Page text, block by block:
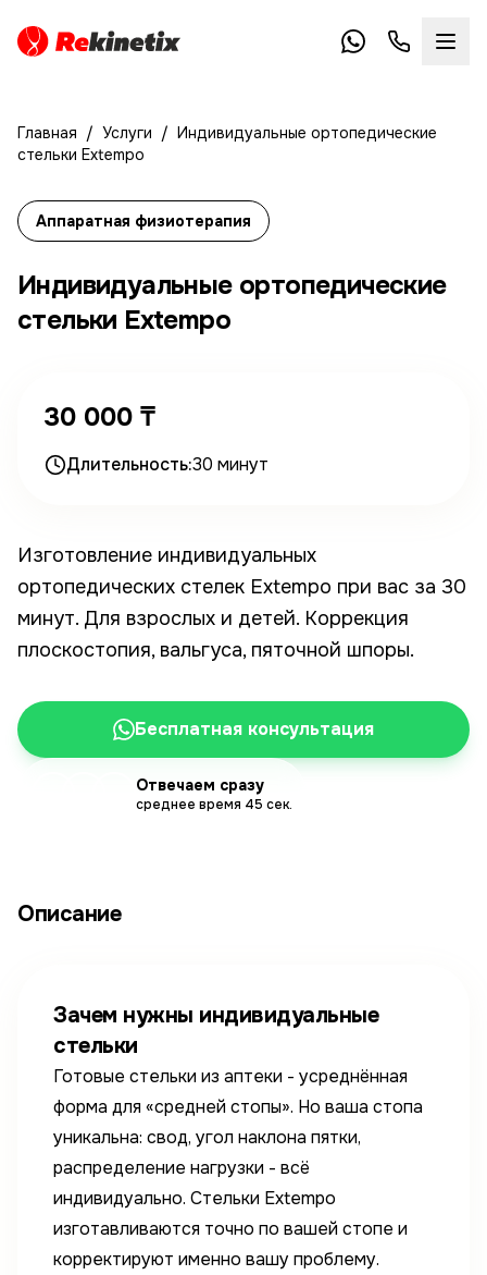
Главная / Услуги / Индивидуальные ортопедические
стельки Extempo
Аппаратная физиотерапия
Индивидуальные ортопедические
стельки Extempo
30 000 ₸
Длительность:30 минут
Изготовление индивидуальных
ортопедических стелек Extempo при вас за 30
минут. Для взрослых и детей. Коррекция
плоскостопия, вальгуса, пяточной шпоры.
Бесплатная консультация
Отвечаем сразу
среднее время 45 сек.
Описание
Зачем нужны индивидуальные
стельки
Готовые стельки из аптеки - усреднённая
форма для «средней стопы». Но ваша стопа
уникальна: свод, угол наклона пятки,
распределение нагрузки - всё
индивидуально. Стельки Extempo
изготавливаются точно по вашей стопе и
корректируют именно вашу проблему.